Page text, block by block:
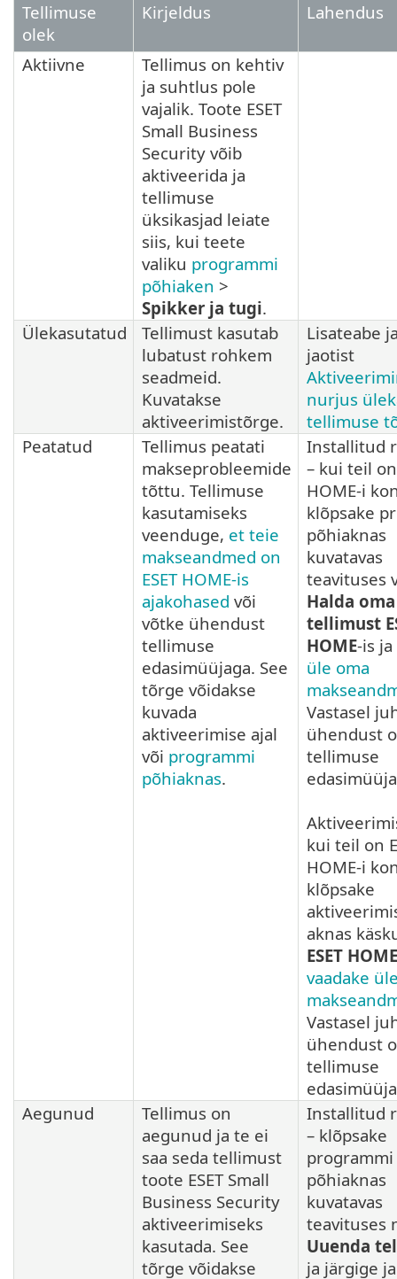
Tellimuse
olek
Kirjeldus Lahendus
Aktiivne
Tellimus on kehtiv
ja suhtlus pole
vajalik. Toote ESET
Small Business
Security võib
aktiveerida ja
tellimuse
üksikasjad leiate
siis, kui teete
valiku programmi
põhiaken >
Spikker ja tugi.
Ülekasutatud
Tellimust kasutab
lubatust rohkem
seadmeid.
Kuvatakse
aktiveerimistõrge.
Lisateabe
jaotist
nurjus
tellimuse
Peatatud
Tellimus peatati
makseprobleemide
tõttu. Tellimuse
kasutamiseks
veenduge, et teie
makseandmed on
ESET HOME-is
ajakohased või
võtke ühendust
tellimuse
edasimüüjaga. See
tõrge võidakse
kuvada
aktiveerimise ajal
või programmi
põhiaknas.
Installitud
– kui teil on
HOME-i
klõpsake
põhiaknas
kuvatavas
teavituses
Halda oma
tellimust
HOME-is ja
üle oma
Vastasel
ühendust
tellimuse
kui teil on
HOME-i
klõpsake
aknas
ESET HOME
vaadake
Vastasel
ühendust
tellimuse
Aegunud
Tellimus on
aegunud ja te ei
saa seda tellimust
toote ESET Small
Business Security
aktiveerimiseks
kasutada. See
tõrge võidakse
Installitud
– klõpsake
programmi
põhiaknas
kuvatavas
teavituses
Uuenda
ja järgige